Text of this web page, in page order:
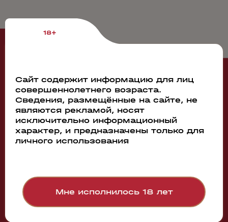
98229
Коньяк ARARAT Ani 7 y.o.
0.05л
430 руб. Бронь в 1 клик
18+
Сайт содержит информацию для лиц
совершеннолетнего возраста.
Сведения, размещённые на сайте, не
являются рекламой, носят
исключительно информационный
характер, и предназначены только для
личного использования
Мне исполнилось 18 лет